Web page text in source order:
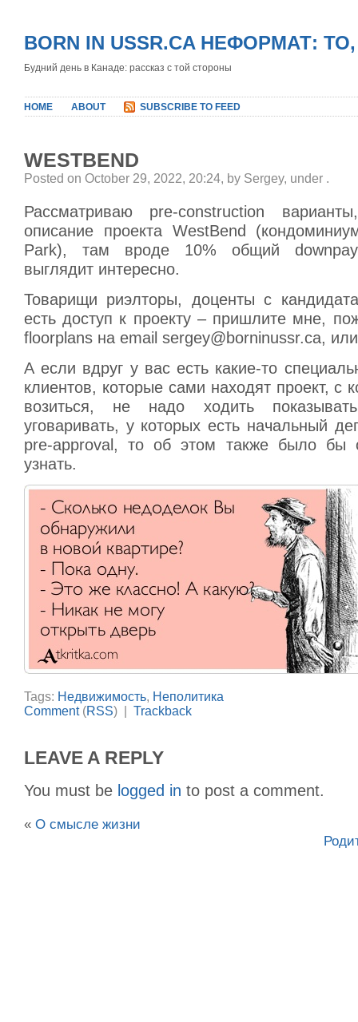
BORN IN USSR.CA НЕФОРМАТ:
Будний день в Канаде: рассказ с той стороны
HOME ABOUT SUBSCRIBE TO FEED
WESTBEND
Posted on October 29, 2022, 20:24, by Sergey, under .
Рассматриваю pre-construction
описание проекта WestBend
Park), там вроде 10% общий
выглядит интересно.
Товарищи риэлторы, доценты с
есть доступ к проекту – пришлите мне,
floorplans на email sergey@borninussr.ca,
А если вдруг у вас есть какие-то
клиентов, которые сами находят проект, с
возиться, не надо ходить
уговаривать, у которых есть начальный
pre-approval, то об этом также было бы
узнать.
Tags: Недвижимость, Неполитика
Comment(RSS) | Trackback
LEAVE A REPLY
You must be logged in to post a comment.
« О смысле жизни